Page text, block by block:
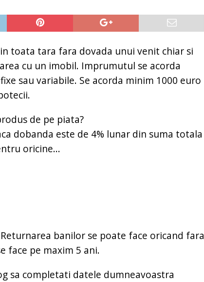
toata tara fara dovada unui venit chiar si
cu un imobil. Imprumutul se acorda
sau variabile. Se acorda minim 1000 euro
de pe piata?
dobanda este de 4% lunar din suma totala
oricine...
banilor se poate face oricand fara
face pe maxim 5 ani.
sa completati datele dumneavoastra